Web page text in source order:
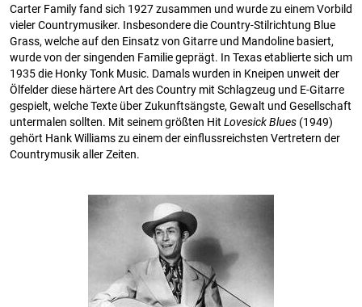
Carter Family fand sich 1927 zusammen und wurde zu einem Vorbild
vieler Countrymusiker. Insbesondere die Country-Stilrichtung Blue
Grass, welche auf den Einsatz von Gitarre und Mandoline basiert,
wurde von der singenden Familie geprägt. In Texas etablierte sich um
1935 die Honky Tonk Music. Damals wurden in Kneipen unweit der
Ölfelder diese härtere Art des Country mit Schlagzeug und E-Gitarre
gespielt, welche Texte über Zukunftsängste, Gewalt und Gesellschaft
untermalen sollten. Mit seinem größten Hit Lovesick Blues (1949)
gehört Hank Williams zu einem der einflussreichsten Vertretern der
Countrymusik aller Zeiten.